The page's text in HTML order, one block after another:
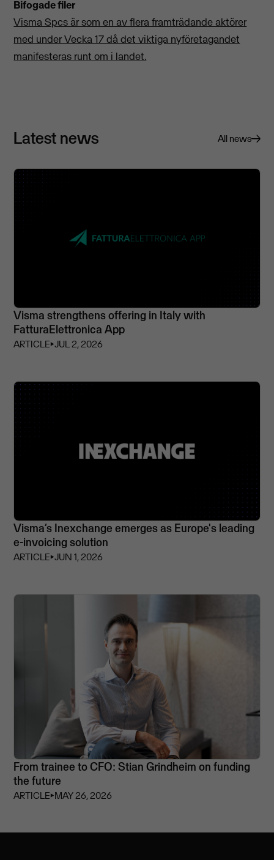
Bifogade filer
Visma Spcs är som en av flera framträdande aktörer
med under Vecka 17 då det viktiga nyföretagandet
manifesteras runt om i landet.
Latest news All news
Visma strengthens offering in Italy with
FatturaElettronica App
ARTICLE⏵JUL 2, 2026
Visma’s Inexchange emerges as Europe's leading
e-invoicing solution
ARTICLE⏵JUN 1, 2026
From trainee to CFO: Stian Grindheim on funding
the future
ARTICLE⏵MAY 26, 2026